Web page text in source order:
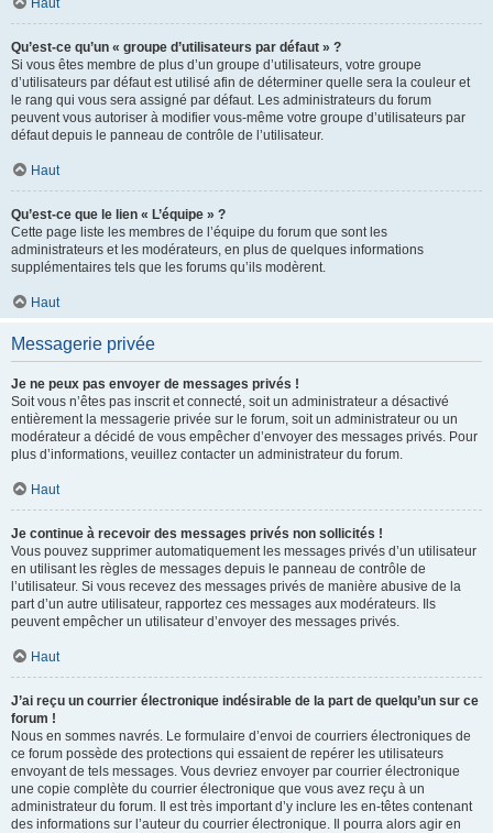
Haut
Qu’est-ce qu’un « groupe d’utilisateurs par défaut » ?
Si vous êtes membre de plus d’un groupe d’utilisateurs, votre groupe
d’utilisateurs par défaut est utilisé afin de déterminer quelle sera la couleur et
le rang qui vous sera assigné par défaut. Les administrateurs du forum
peuvent vous autoriser à modifier vous-même votre groupe d’utilisateurs par
défaut depuis le panneau de contrôle de l’utilisateur.
Haut
Qu’est-ce que le lien « L’équipe » ?
Cette page liste les membres de l’équipe du forum que sont les
administrateurs et les modérateurs, en plus de quelques informations
supplémentaires tels que les forums qu’ils modèrent.
Haut
Messagerie privée
Je ne peux pas envoyer de messages privés !
Soit vous n’êtes pas inscrit et connecté, soit un administrateur a désactivé
entièrement la messagerie privée sur le forum, soit un administrateur ou un
modérateur a décidé de vous empêcher d’envoyer des messages privés. Pour
plus d’informations, veuillez contacter un administrateur du forum.
Haut
Je continue à recevoir des messages privés non sollicités !
Vous pouvez supprimer automatiquement les messages privés d’un utilisateur
en utilisant les règles de messages depuis le panneau de contrôle de
l’utilisateur. Si vous recevez des messages privés de manière abusive de la
part d’un autre utilisateur, rapportez ces messages aux modérateurs. Ils
peuvent empêcher un utilisateur d’envoyer des messages privés.
Haut
J’ai reçu un courrier électronique indésirable de la part de quelqu’un sur ce
forum !
Nous en sommes navrés. Le formulaire d’envoi de courriers électroniques de
ce forum possède des protections qui essaient de repérer les utilisateurs
envoyant de tels messages. Vous devriez envoyer par courrier électronique
une copie complète du courrier électronique que vous avez reçu à un
administrateur du forum. Il est très important d’y inclure les en-têtes contenant
des informations sur l’auteur du courrier électronique. Il pourra alors agir en